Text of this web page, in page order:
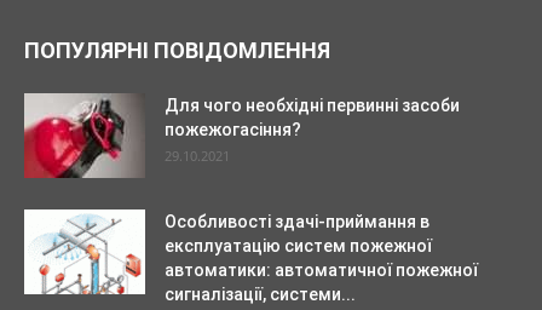
ПОПУЛЯРНІ ПОВІДОМЛЕННЯ
Для чого необхідні первинні засоби
пожежогасіння?
29.10.2021
Особливості здачі-приймання в
експлуатацію систем пожежної
автоматики: автоматичної пожежної
сигналізації, системи...